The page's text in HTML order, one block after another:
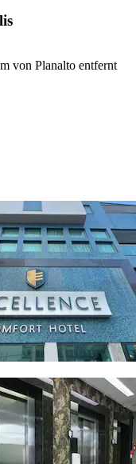
von Planalto entfernt